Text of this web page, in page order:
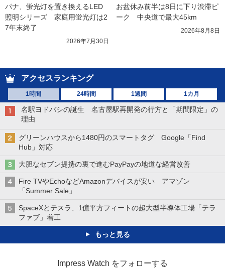
パナ、蛍光灯を置き換えるLED
照明シリーズ　家庭用蛍光灯は2
7年末終了
2026年7月30日
お盆休み前半は8日に下り渋滞ピ
ーク　中央道で最大45km
2026年8月8日
アクセスランキング
1時間 24時間 1週間 1カ月
名駅ヨドバシの誕生 名古屋駅再開発の行方と「期間限定」の
理由
グリーンハウスから1480円のスマートタグ Google「Find
Hub」対応
大胆なセブン提携の裏で進むPayPayの地道な経営改善
Fire TVやEchoなどAmazonデバイスが安い アマゾン
「Summer Sale」
SpaceXとテスラ、1億平方フィートの超大型半導体工場「テラ
ファブ」着工
もっと見る
Impress Watch をフォローする